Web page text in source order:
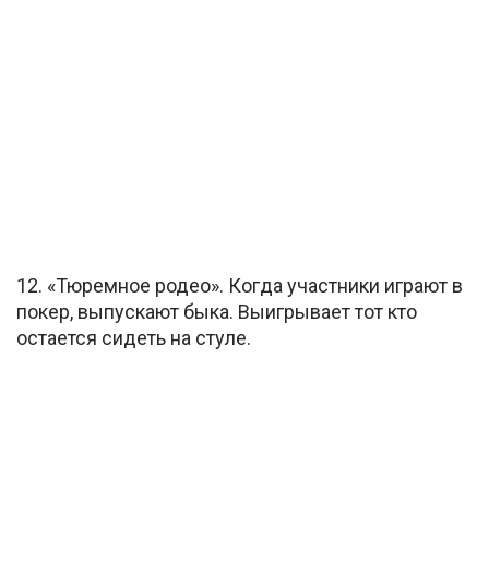
12. «Тюремное родео». Когда участники играют в
покер, выпускают быка. Выигрывает тот кто
остается сидеть на стуле.